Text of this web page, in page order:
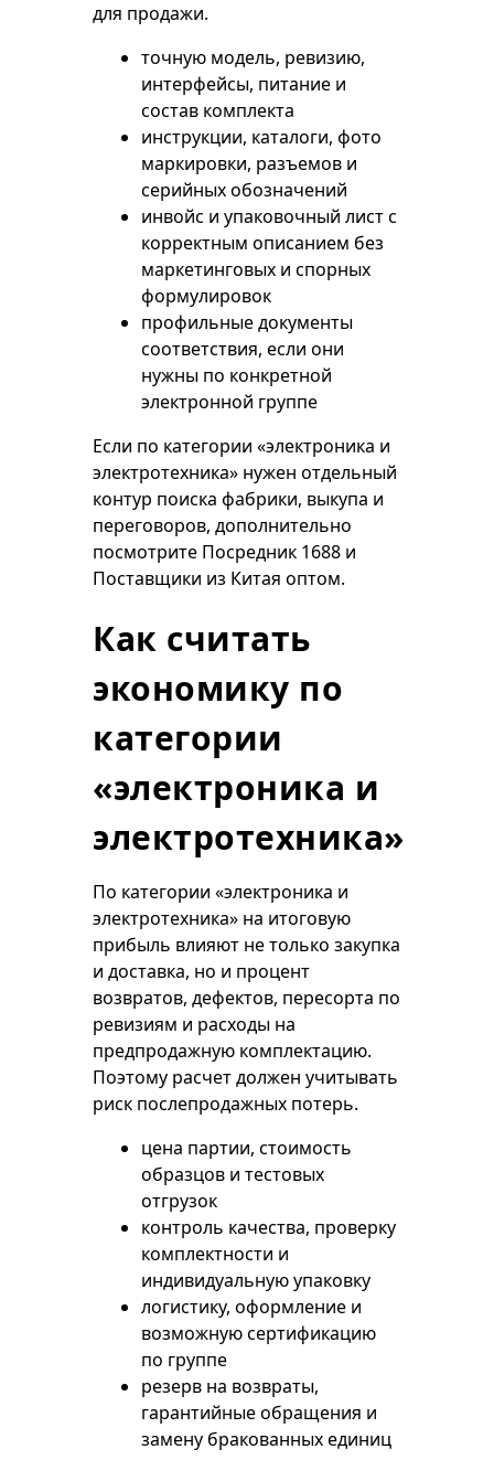
для продажи.
точную модель, ревизию,
интерфейсы, питание и
состав комплекта
инструкции, каталоги, фото
маркировки, разъемов и
серийных обозначений
инвойс и упаковочный лист с
корректным описанием без
маркетинговых и спорных
формулировок
профильные документы
соответствия, если они
нужны по конкретной
электронной группе
Если по категории «электроника и
электротехника» нужен отдельный
контур поиска фабрики, выкупа и
переговоров, дополнительно
посмотрите Посредник 1688 и
Поставщики из Китая оптом.
Как считать
экономику по
категории
«электроника и
электротехника»
По категории «электроника и
электротехника» на итоговую
прибыль влияют не только закупка
и доставка, но и процент
возвратов, дефектов, пересорта по
ревизиям и расходы на
предпродажную комплектацию.
Поэтому расчет должен учитывать
риск послепродажных потерь.
цена партии, стоимость
образцов и тестовых
отгрузок
контроль качества, проверку
комплектности и
индивидуальную упаковку
логистику, оформление и
возможную сертификацию
по группе
резерв на возвраты,
гарантийные обращения и
замену бракованных единиц